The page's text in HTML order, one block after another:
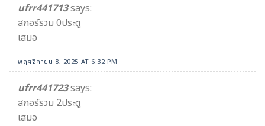
ufrr441713says:
สกอร์รวม 0ประตู
เสมอ
พฤศจิกายน 8, 2025 AT 6:32 PM
ufrr441723says:
สกอร์รวม 2ประตู
เสมอ